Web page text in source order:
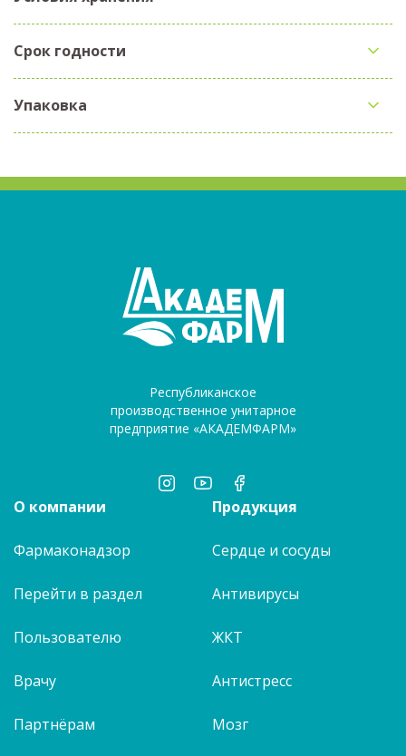
Срок годности
Упаковка
Республиканское
производственное унитарное
предприятие «АКАДЕМФАРМ»
О компании
Фармаконадзор
Перейти в раздел
Пользователю
Врачу
Партнёрам
Продукция
Сердце и сосуды
Антивирусы
ЖКТ
Антистресс
Мозг